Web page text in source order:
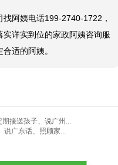
找阿姨电话199-2740-1722，
详实到位的家政阿姨咨询服
适的阿姨。
接送孩子、说广州...
说广东话、照顾家...